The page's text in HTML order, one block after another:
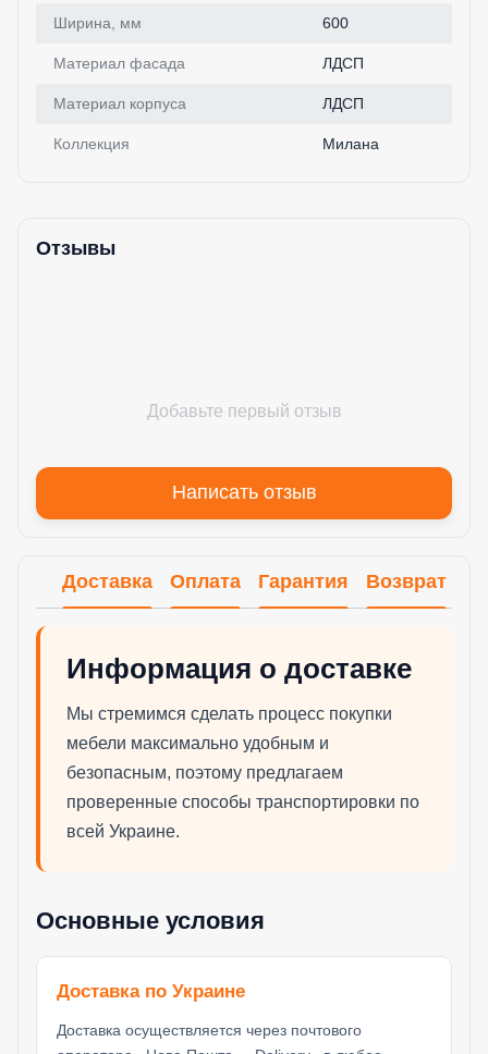
Ширина, мм 600
Материал фасада ЛДСП
Материал корпуса ЛДСП
Коллекция Милана
Отзывы
Добавьте первый отзыв
Написать отзыв
Доставка Оплата Гарантия Возврат
Информация о доставке
Мы стремимся сделать процесс покупки
мебели максимально удобным и
безопасным, поэтому предлагаем
проверенные способы транспортировки по
всей Украине.
Основные условия
Доставка по Украине
Доставка осуществляется через почтового